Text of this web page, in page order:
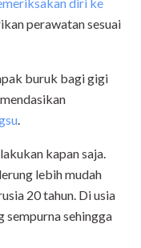
perawatan sesuai
buruk bagi gigi
.
kapan saja.
lebih mudah
20 tahun. Di usia
sehingga